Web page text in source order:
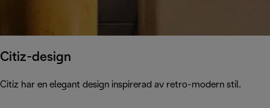
Citiz-design
Citiz har en elegant design inspirerad av retro-modern stil.